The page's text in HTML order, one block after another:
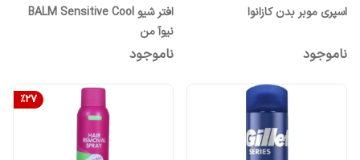
اسپری موبر بدن کازانوا
ناموجود
افتر شیو BALM Sensitive Cool
نیوآ من
ناموجود
%27